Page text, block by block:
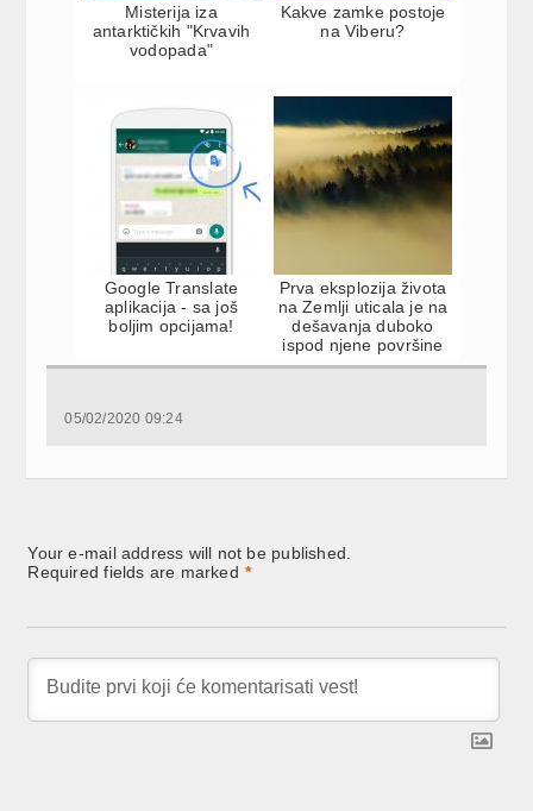
Misterija iza
antarktičkih "Krvavih
vodopada"
Kakve zamke postoje
na Viberu?
Google Translate
aplikacija - sa još
boljim opcijama!
Prva eksplozija života
na Zemlji uticala je na
dešavanja duboko
ispod njene površine
05/02/2020 09:24
Your e-mail address will not be published.
Required fields are marked *